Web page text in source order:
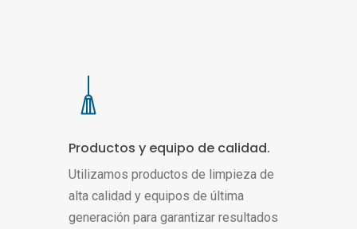
Productos y equipo de calidad.
Utilizamos productos de limpieza de
alta calidad y equipos de última
generación para garantizar resultados
Close
Close
Close
Close
Close
Close